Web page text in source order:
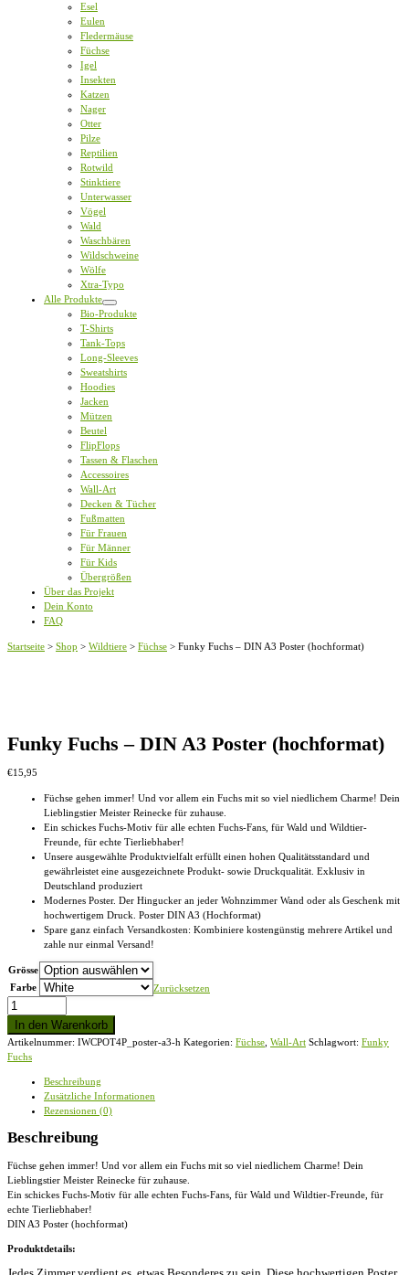
Esel
Eulen
Fledermäuse
Füchse
Igel
Insekten
Katzen
Nager
Otter
Pilze
Reptilien
Rotwild
Stinktiere
Unterwasser
Vögel
Wald
Waschbären
Wildschweine
Wölfe
Xtra-Typo
Alle Produkte
Bio-Produkte
T-Shirts
Tank-Tops
Long-Sleeves
Sweatshirts
Hoodies
Jacken
Mützen
Beutel
FlipFlops
Tassen & Flaschen
Accessoires
Wall-Art
Decken & Tücher
Fußmatten
Für Frauen
Für Männer
Für Kids
Übergrößen
Über das Projekt
Dein Konto
FAQ
Startseite > Shop > Wildtiere > Füchse > Funky Fuchs – DIN A3 Poster (hochformat)
Funky Fuchs – DIN A3 Poster (hochformat)
€15,95
Füchse gehen immer! Und vor allem ein Fuchs mit so viel niedlichem Charme! Dein
Lieblingstier Meister Reinecke für zuhause.
Ein schickes Fuchs-Motiv für alle echten Fuchs-Fans, für Wald und Wildtier-
Freunde, für echte Tierliebhaber!
Unsere ausgewählte Produktvielfalt erfüllt einen hohen Qualitätsstandard und
gewährleistet eine ausgezeichnete Produkt- sowie Druckqualität. Exklusiv in
Deutschland produziert
Modernes Poster. Der Hingucker an jeder Wohnzimmer Wand oder als Geschenk mit
hochwertigem Druck. Poster DIN A3 (Hochformat)
Spare ganz einfach Versandkosten: Kombiniere kostengünstig mehrere Artikel und
zahle nur einmal Versand!
Grösse
Farbe
Zurücksetzen
Funky
Fuchs
-
DIN
A3
(hochformat)
In den Warenkorb
Artikelnummer: IWCPOT4P_poster-a3-h Kategorien: Füchse Wall-Art Schlagwort: Funky
Fuchs
Beschreibung
Zusätzliche Informationen
Rezensionen (0)
Beschreibung
Füchse gehen immer! Und vor allem ein Fuchs mit so viel niedlichem Charme! Dein
Lieblingstier Meister Reinecke für zuhause.
Ein schickes Fuchs-Motiv für alle echten Fuchs-Fans, für Wald und Wildtier-Freunde, für
echte Tierliebhaber!
DIN A3 Poster (hochformat)
Produktdetails: